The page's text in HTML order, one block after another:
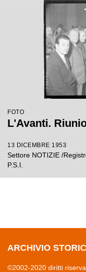
FOTO
L'Avanti.
13 DICEMBRE 1953
Settore NOTIZIE /
P.S.I.
ARCHIVIO
©2002-2020 diritti